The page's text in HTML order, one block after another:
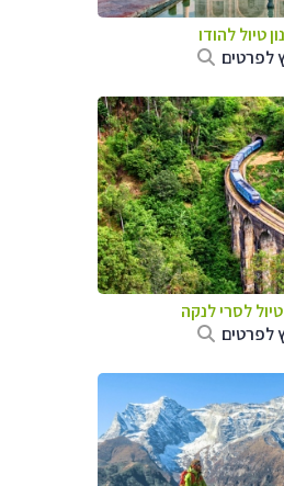
טיוללהודו
לפרטים
לסרי לנקה
לפרטים